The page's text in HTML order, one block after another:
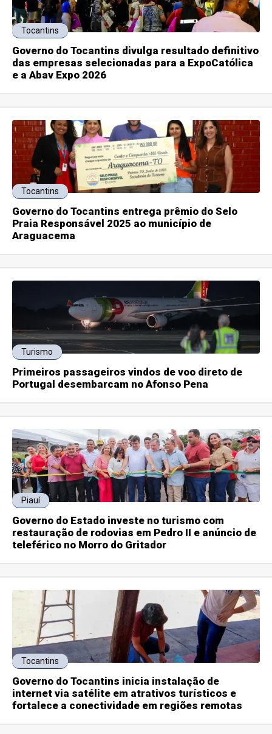
Tocantins
Governo do Tocantins divulga resultado definitivo
das empresas selecionadas para a ExpoCatólica
e a Abav Expo 2026
Tocantins
Governo do Tocantins entrega prêmio do Selo
Praia Responsável 2025 ao município de
Araguacema
Turismo
Primeiros passageiros vindos de voo direto de
Portugal desembarcam no Afonso Pena
Piauí
Governo do Estado investe no turismo com
restauração de rodovias em Pedro II e anúncio de
teleférico no Morro do Gritador
Tocantins
Governo do Tocantins inicia instalação de
internet via satélite em atrativos turísticos e
fortalece a conectividade em regiões remotas